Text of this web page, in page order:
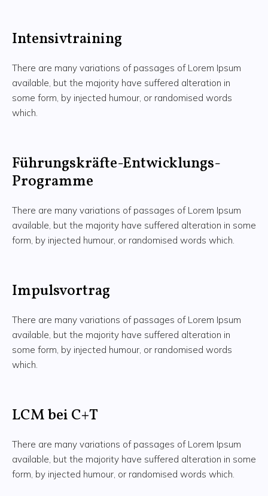
Intensivtraining
There are many variations of passages of Lorem Ipsum
available, but the majority have suffered alteration in
some form, by injected humour, or randomised words
which.
Führungskräfte-Entwicklungs-
Programme
There are many variations of passages of Lorem Ipsum
available, but the majority have suffered alteration in some
form, by injected humour, or randomised words which.
Impulsvortrag
There are many variations of passages of Lorem Ipsum
available, but the majority have suffered alteration in
some form, by injected humour, or randomised words
which.
LCM bei C+T
There are many variations of passages of Lorem Ipsum
available, but the majority have suffered alteration in some
form, by injected humour, or randomised words which.